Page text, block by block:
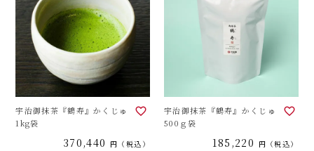
宇治御抹茶『鶴寿』かくじゅ
1kg袋
370,440 税込
宇治御抹茶『鶴寿』かくじゅ
500ｇ袋
185,220 税込